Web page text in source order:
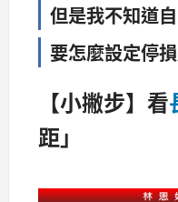
但是我不知道
要怎麼設定停
【小撇步】看
距」